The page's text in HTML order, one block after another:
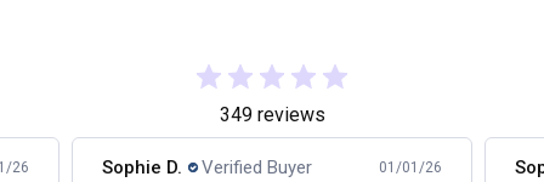
349 reviews
26 Sophie D. Verified Buyer 01/01/26